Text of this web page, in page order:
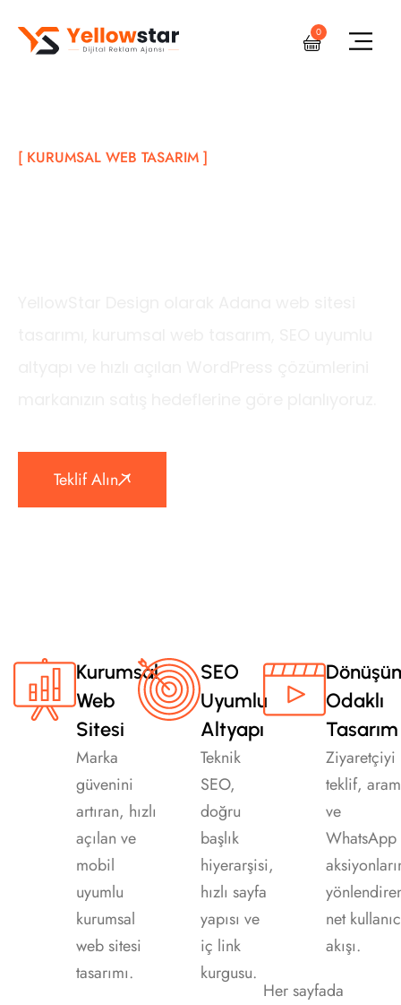
0
[ KURUMSAL WEB TASARIM ]
Teklif Alın
Kurumsal
Web
Sitesi
Marka
güvenini
artıran, hızlı
açılan ve
mobil
uyumlu
kurumsal
web sitesi
tasarımı.
SEO
Uyumlu
Altyapı
Teknik
SEO,
doğru
başlık
hiyerarşisi,
hızlı sayfa
yapısı ve
iç link
kurgusu.
Odaklı
Tasarım
Ziyaretçiyi
teklif,
ve
WhatsApp
net
akışı.
Her sayfada